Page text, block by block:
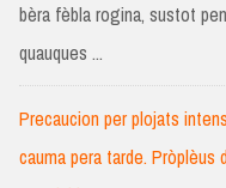
bèra fèbla rogina, sustot
quauques ...
Precaucion per plojats
cauma pera tarde.